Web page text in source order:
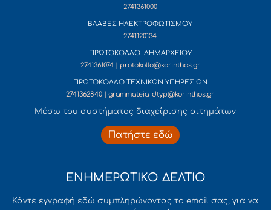
2741361000
ΒΛΑΒΕΣ ΗΛΕΚΤΡΟΦΩΤΙΣΜΟΥ
2741120134
ΠΡΩΤΟΚΟΛΛΟ ΔΗΜΑΡΧΕΙΟΥ
2741361074 | protokollo@korinthos.gr
ΠΡΩΤΟΚΟΛΛΟ ΤΕΧΝΙΚΩΝ ΥΠΗΡΕΣΙΩΝ
2741362840 | grammateia_dtyp@korinthos.gr
Mέσω του συστήματος διαχείρισης αιτημάτων
Πατήστε εδώ
ΕΝΗΜΕΡΩΤΙΚΟ ΔΕΛΤΙΟ
Κάντε εγγραφή εδώ συμπληρώνοντας το email σας, για να